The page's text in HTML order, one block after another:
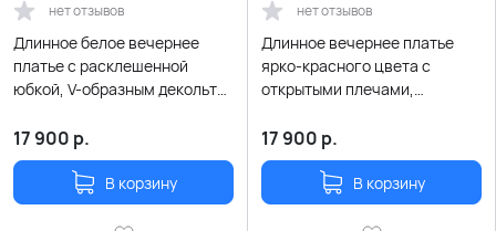
нет отзывов
Длинное белое вечернее
платье с расклешенной
юбкой, V-образным декольте
рукавчиками
17 900 р.
В корзину
нет отзывов
Длинное вечернее платье
ярко-красного цвета с
открытыми плечами,
17 900 р.
В корзину